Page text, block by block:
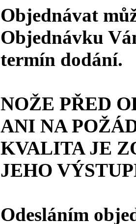
Objednávat
Objednávku
termín dodání.
NOŽE PŘED
ANI NA
KVALITA JE
JEHO
Odesláním